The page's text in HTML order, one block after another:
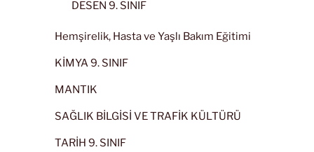
DESEN 9. SINIF
Hemşirelik, Hasta ve Yaşlı Bakım Eğitimi
KİMYA 9. SINIF
MANTIK
SAĞLIK BİLGİSİ VE TRAFİK KÜLTÜRÜ
TARİH 9. SINIF